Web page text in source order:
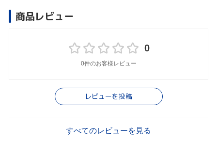
商品レビュー
0
0件のお客様レビュー
レビューを投稿
すべてのレビューを見る